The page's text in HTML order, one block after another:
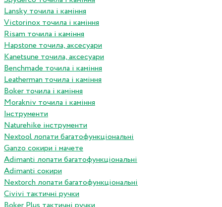
Lansky точила і каміння
Victorinox точила і каміння
Risam точила і каміння
Hapstone точила, аксесуари
Kanetsune точила, аксесуари
Benchmade точила і каміння
Leatherman точила і каміння
Boker точила і каміння
Morakniv точила і каміння
Інструменти
Naturehike інструменти
Nextool лопати багатофункціональні
Ganzo сокири і мачете
Adimanti лопати багатофункціональні
Adimanti сокири
Nextorch лопати багатофункціональні
Сivivi тактичні ручки